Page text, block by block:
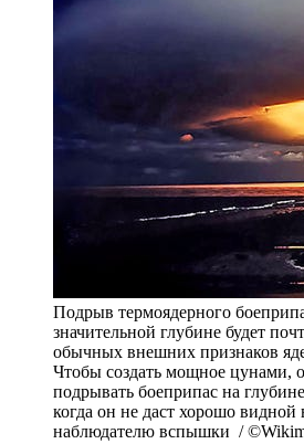
Подрыв термоядерного
значительной глубине будет
обычных внешних признаков
Чтобы создать мощное цунами,
подрывать боеприпас на
когда он не даст хорошо
наблюдателю вспышки /